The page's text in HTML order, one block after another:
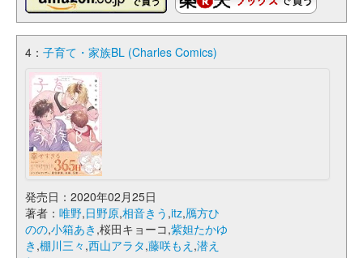
4： 子育て・家族BL (Charles Comics)
発売日：2020年02月25日
著者： 唯野,日野原,相音きう ,itz,鴈方ひ
のの,小箱あき ,桜田キョーコ,紫妲たかゆ
き ,棚川三々 ,西山アラタ,藤咲もえ ,潜え